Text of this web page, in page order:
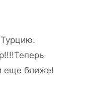
еще ближе!